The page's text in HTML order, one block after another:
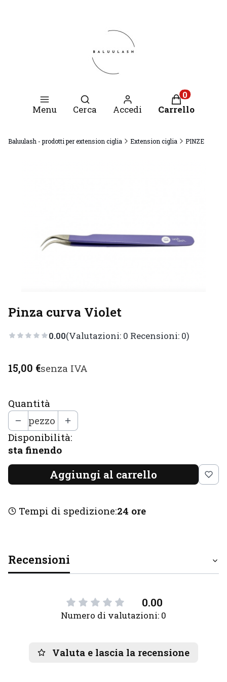
Menu
Apri motore di ricerca
Cerca Accedi
Prodotti nel
Carrello
Baluulash - prodotti per extension ciglia Extension ciglia PINZE
Pinza curva Violet
0.00(Valutazioni: 0 Recensioni: 0)
Prezzo
15,00 €senza IVA
Quantità
pezzo
Disponibilità:
sta finendo
Aggiungi al carrello
Tempi di spedizione:24 ore
Recensioni
0.00
Numero di valutazioni: 0
Valuta e lascia la recensione